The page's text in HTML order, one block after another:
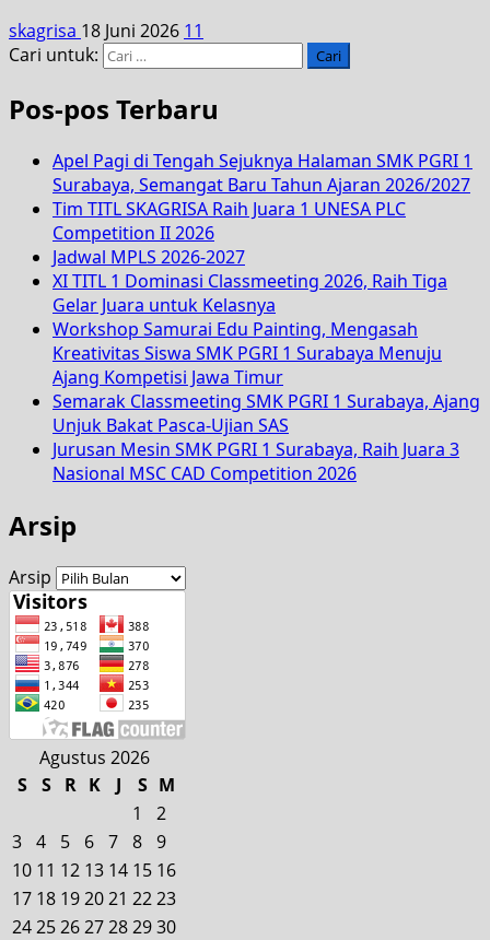
skagrisa 18 Juni 2026 11
Cari untuk:
Pos-pos Terbaru
Apel Pagi di Tengah Sejuknya Halaman SMK PGRI 1
Surabaya, Semangat Baru Tahun Ajaran 2026/2027
Tim TITL SKAGRISA Raih Juara 1 UNESA PLC
Competition II 2026
Jadwal MPLS 2026-2027
XI TITL 1 Dominasi Classmeeting 2026, Raih Tiga
Gelar Juara untuk Kelasnya
Workshop Samurai Edu Painting, Mengasah
Kreativitas Siswa SMK PGRI 1 Surabaya Menuju
Ajang Kompetisi Jawa Timur
Semarak Classmeeting SMK PGRI 1 Surabaya, Ajang
Unjuk Bakat Pasca-Ujian SAS
Jurusan Mesin SMK PGRI 1 Surabaya, Raih Juara 3
Nasional MSC CAD Competition 2026
Arsip
Arsip
Agustus 2026
S
S R K J S M
1
2
3 4 5 6 7 8 9
10 11 12 13 14 15 16
17 18 192021 2223
24252627282930